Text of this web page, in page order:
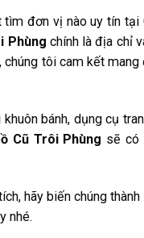
đơn vị nào uy tín tại
Phùng chính là địa chỉ
, chúng tôi cam kết
bánh, dụng cụ
Cũ Trôi Phùng sẽ có
hãy biến chúng
nhé.